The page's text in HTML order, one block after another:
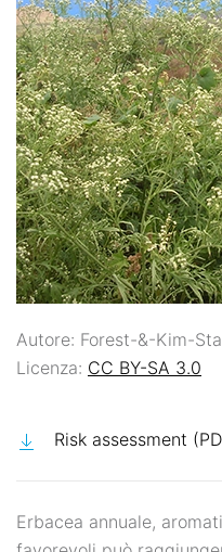
Autore: Forest-&-Kim-
Licenza: CC BY-SA 3.0
Risk assessment
Erbacea annuale,